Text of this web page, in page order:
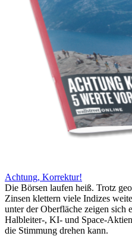
Achtung, Korrektur!
Die Börsen laufen heiß. Trotz
Zinsen klettern viele Indizes
unter der Oberfläche zeigen sich
Halbleiter-, KI- und Space-
die Stimmung drehen kann.